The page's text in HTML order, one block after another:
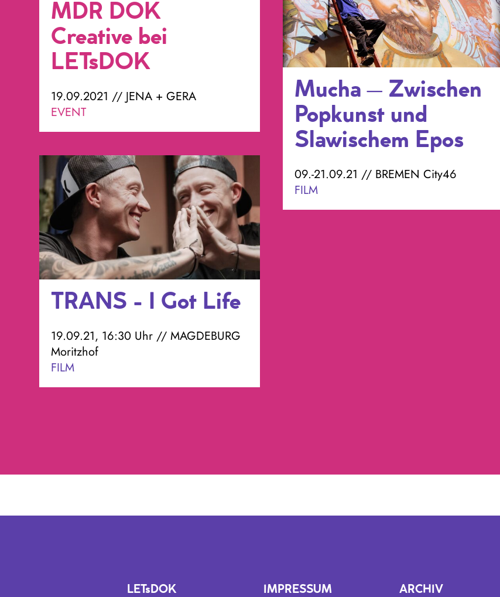
MDR DOK
Creative bei
LETsDOK
19.09.2021 // JENA + GERA
EVENT
TRANS - I Got Life
19.09.21, 16:30 Uhr // MAGDEBURG
Moritzhof
FILM
Mucha – Zwischen
Popkunst und
Slawischem Epos
09.-21.09.21 // BREMEN City46
FILM
LETsDOK IMPRESSUM ARCHIV